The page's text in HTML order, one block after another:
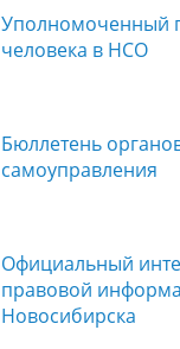
Уполномоченный
человека в НСО
Бюллетень
самоуправления
Официальный
правовой
Новосибирска